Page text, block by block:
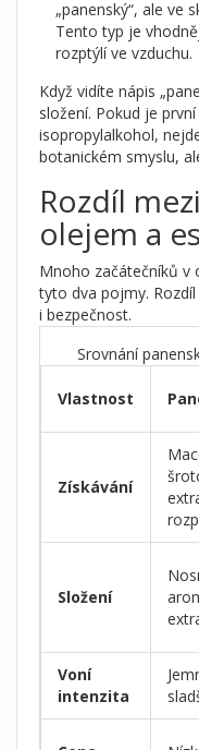
„panenský“, ale ve
Tento typ je
rozptýlí ve vzduchu.
Když vidíte nápis
složení. Pokud je
isopropylalkohol,
botanickém smyslu,
Rozdíl
olejem a
Mnoho začátečníků v
tyto dva pojmy.
i bezpečnost.
Srovnání
Vlastnost
Získávání
Složení
Voní
intenzita